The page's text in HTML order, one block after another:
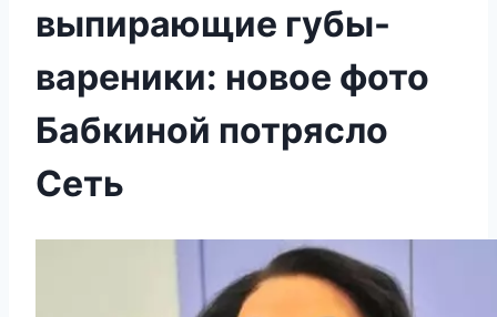
выпирающие губы-
вареники: новое фото
Бабкиной потрясло
Сеть